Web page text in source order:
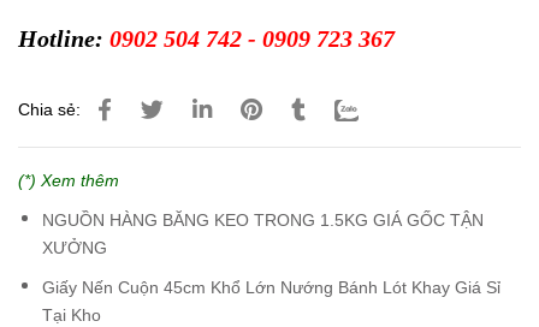
Hotline: 0902 504 742 - 0909 723 367
Chia sẻ:
(*) Xem thêm
NGUỒN HÀNG BĂNG KEO TRONG 1.5KG GIÁ GỐC TẬN
XƯỞNG
Giấy Nến Cuộn 45cm Khổ Lớn Nướng Bánh Lót Khay Giá Sỉ
Tại Kho